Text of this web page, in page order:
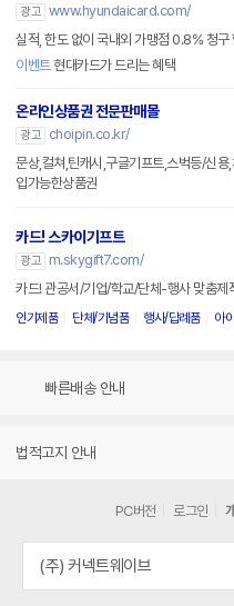
광고 www.hyundaicard.com/
실적, 한도 없이 국내외 가맹점 0.8% 청구
이벤트현대카드가 드리는 혜택
온라인상품권 전문판매몰
광고
choipin.co.kr/
문상,컬쳐,틴캐시,구글기프트,스벅등/신용
입가능한상품권
카드! 스카이기프트
광고
m.skygift7.com/
카드! 관공서/기업/학교/단체-행사 맞춤제
인기제품 단체/기념품 행사/답례품 아
빠른배송 안내
법적고지 안내
PC버전 로그인
(주) 커넥트웨이브